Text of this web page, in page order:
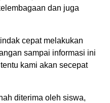
dan juga
cepat melakukan
sampai informasi ini
kami akan secepat
diterima oleh siswa,